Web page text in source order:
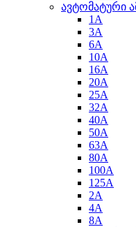
ავტომატური
1A
3A
6A
10A
16A
20A
25A
32A
40A
50A
63A
80A
100A
125A
2A
4A
8A